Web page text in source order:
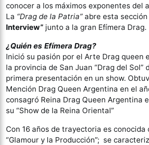
conocer a los máximos exponentes del
La “Drag de la Patria” abre esta
Interview” junto a la gran Efímera Drag.
¿Quién es Efímera Drag?
Inició su pasión por el Arte Drag queen
la provincia de San Juan “Drag del Sol”
primera presentación en un show.
Mención Drag Queen Argentina en el
consagró Reina Drag Queen Argentina
su “Show de la Reina Oriental”
Con 16 años de trayectoria es conocida
“Glamour y la Producción”; se